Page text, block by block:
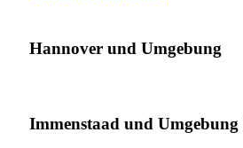
Hannover und Umgebung
Immenstaad und